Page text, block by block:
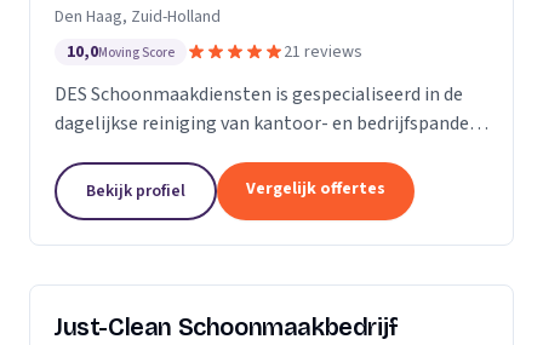
Den Haag, Zuid-Holland
10,0Moving Score 21 reviews
DES Schoonmaakdiensten is gespecialiseerd in de
dagelijkse reiniging van kantoor- en bedrijfspanden
ervaring in de glas- en gevelreiniging. Maar met...
Bekijk profiel Vergelijk offertes
Just-Clean Schoonmaakbedrijf